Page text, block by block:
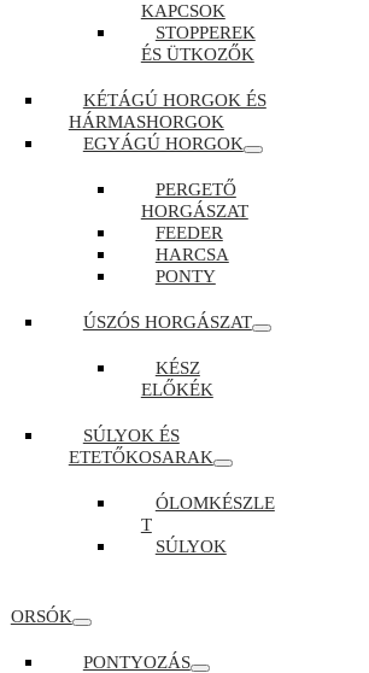
KAPCSOK
STOPPEREK
ÉS ÜTKOZŐK
KÉTÁGÚ HORGOK ÉS
HÁRMASHORGOK
EGYÁGÚ HORGOK
PERGETŐ
HORGÁSZAT
FEEDER
HARCSA
PONTY
ÚSZÓS HORGÁSZAT
KÉSZ
ELŐKÉK
SÚLYOK ÉS
ETETŐKOSARAK
ÓLOMKÉSZLE
T
SÚLYOK
ORSÓK
PONTYOZÁS